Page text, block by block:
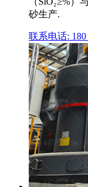
砂生产.
联系电话: 180